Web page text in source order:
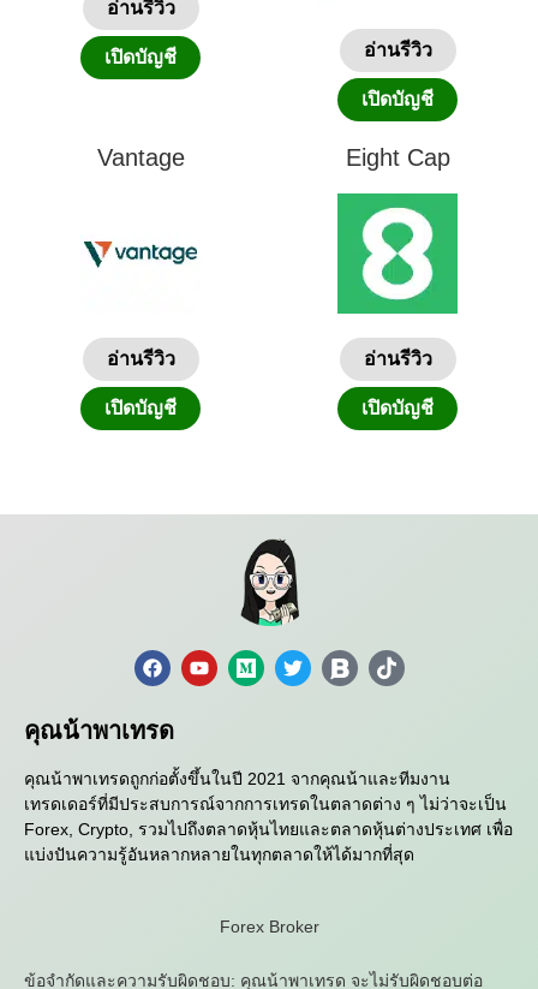
อ่านรีวิว
เปิดบัญชี อ่านรีวิว
เปิดบัญชี
Vantage
อ่านรีวิว
เปิดบัญชี
Eight Cap
อ่านรีวิว
เปิดบัญชี
คุณน้าพาเทรด
คุณน้าพาเทรดถูกก่อตั้งขึ้นในปี 2021 จากคุณน้าและทีมงาน
เทรดเดอร์ที่มีประสบการณ์จากการเทรดในตลาดต่าง ๆ ไม่ว่าจะเป็น
Forex, Crypto, รวมไปถึงตลาดหุ้นไทยและตลาดหุ้นต่างประเทศ เพื่อ
แบ่งปันความรู้อันหลากหลายในทุกตลาดให้ได้มากที่สุด
Forex Broker
ข้อจำกัดและความรับผิดชอบ: คุณน้าพาเทรด จะไม่รับผิดชอบต่อ